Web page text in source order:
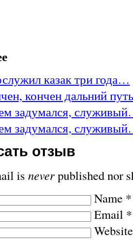
казак три года…
кончен дальний
задумался,
задумался,
отзыв
is neverpublished nor
Name *
Email *
Website